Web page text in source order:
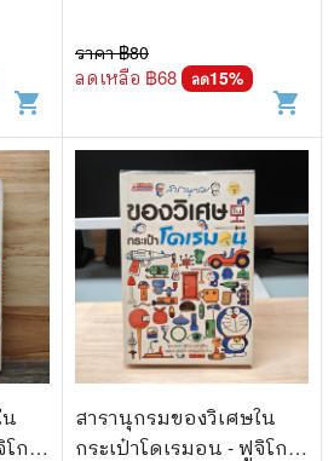
shopping_cart
ราคา ฿80
ลดเหลือ ฿68 ลด15%
shopping_cart
กะ
สารานุกรมของวิเศษใน
กระเป๋าโดเรมอน - ฟูจิโกะ